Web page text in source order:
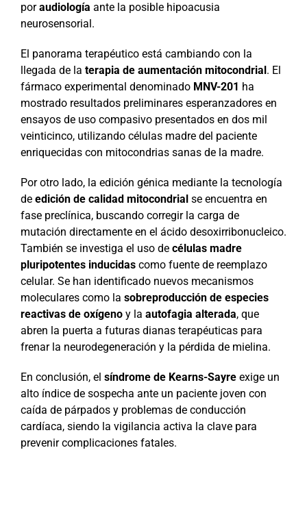
poraudiología ante la posible hipoacusia
neurosensorial.
El panorama terapéutico está cambiando con la
llegada de la terapia de aumentación mitocondrial . El
fármaco experimental denominado MNV-201 ha
mostrado resultados preliminares esperanzadores en
ensayos de uso compasivo presentados en dos mil
veinticinco, utilizando células madre del paciente
enriquecidas con mitocondrias sanas de la madre.
Por otro lado, la edición génica mediante la tecnología
de edición de calidad mitocondrial se encuentra en
fase preclínica, buscando corregir la carga de
mutación directamente en el ácido desoxirribonucleico.
También se investiga el uso de células madre
pluripotentes inducidascomo fuente de reemplazo
celular. Se han identificado nuevos mecanismos
moleculares como la sobreproducción de especies
reactivas de oxígenoy la autofagia alterada, que
abren la puerta a futuras dianas terapéuticas para
frenar la neurodegeneración y la pérdida de mielina.
En conclusión, el síndrome de Kearns-Sayreexige un
alto índice de sospecha ante un paciente joven con
caída de párpados y problemas de conducción
cardíaca, siendo la vigilancia activa la clave para
prevenir complicaciones fatales.